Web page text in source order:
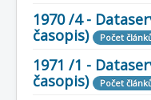
větší souhrnné
Dataservis - zpravodaj
1970 /4 -
časopis)
Počet
1971 /1 -
časopis)
Počet